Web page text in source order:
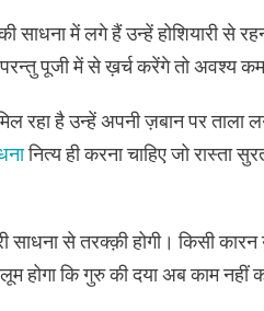
में लगे हैं उन्हें होशियारी से
पूजी में से ख़र्च करेंगे तो अवश्य कम
रहा है उन्हें अपनी ज़बान पर ताला
नित्य ही करना चाहिए जो रास्ता
साधना से तरक्क़ी होगी। किसी
होगा कि गुरु की दया अब काम नहीं